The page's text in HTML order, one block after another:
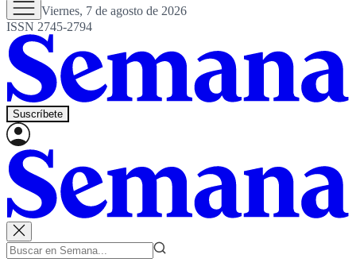
Viernes, 7 de agosto de 2026
ISSN 2745-2794
Suscríbete